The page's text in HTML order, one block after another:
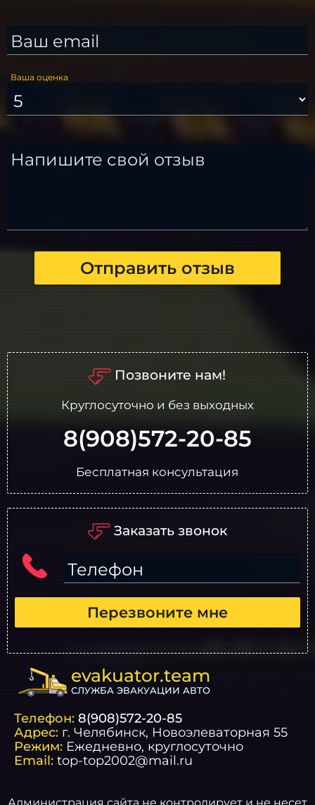
Ваш email
Ваша оценка
Напишите свой отзыв
Отправить отзыв
Позвоните нам!
Круглосуточно и без выходных
8(908)572-20-85
Бесплатная консультация
Заказать звонок
Телефон
Перезвоните мне
evakuator.team
СЛУЖБА ЭВАКУАЦИИ АВТО
Телефон: 8(908)572-20-85
Адрес: г.Челябинск, Новоэлеваторная 55
Режим: Ежедневно, круглосуточно
Email: top-top2002@mail.ru